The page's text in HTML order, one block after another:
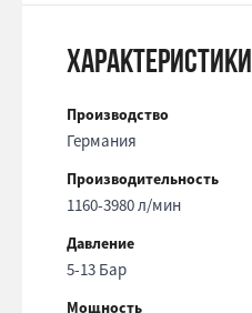
Характеристики
Производство
Германия
Производительность
1160-3980 л/мин
Давление
5-13 Бар
Мощность